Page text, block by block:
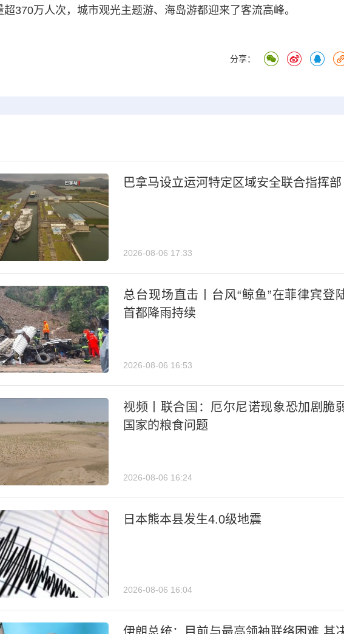
370万人次，城市观光主题游、海岛游都迎来了客流高峰。
分享：
巴拿马设立运河特定区域安全联合指挥部
2026-08-06 17:33
总台现场直击丨台风“鲸鱼”在菲律宾登
首都降雨持续
2026-08-06 16:53
视频丨联合国：厄尔尼诺现象恐加剧脆
国家的粮食问题
2026-08-06 16:24
日本熊本县发生4.0级地震
2026-08-06 16:04